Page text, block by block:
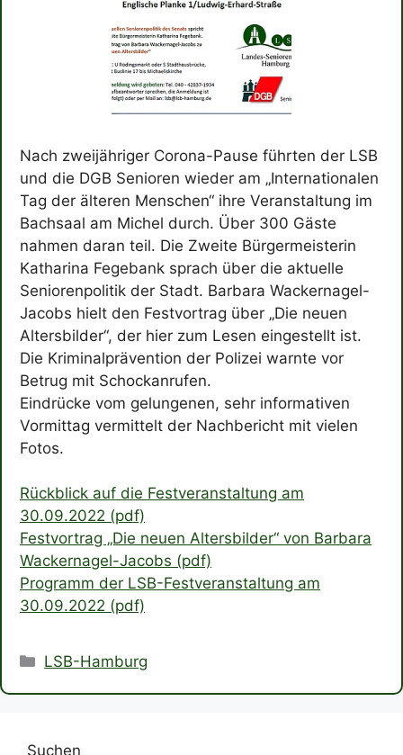
Nach zweijähriger Corona-Pause führten der LSB
und die DGB Senioren wieder am „Internationalen
Tag der älteren Menschen“ ihre Veranstaltung im
Bachsaal am Michel durch. Über 300 Gäste
nahmen daran teil. Die Zweite Bürgermeisterin
Katharina Fegebank sprach über die aktuelle
Seniorenpolitik der Stadt. Barbara Wackernagel-
Jacobs hielt den Festvortrag über „Die neuen
Altersbilder“, der hier zum Lesen eingestellt ist.
Die Kriminalprävention der Polizei warnte vor
Betrug mit Schockanrufen.
Eindrücke vom gelungenen, sehr informativen
Vormittag vermittelt der Nachbericht mit vielen
Fotos.
Rückblick auf die Festveranstaltung am
30.09.2022 (pdf)
Festvortrag „Die neuen Altersbilder“ von Barbara
Wackernagel-Jacobs (pdf)
Programm der LSB-Festveranstaltung am
30.09.2022 (pdf)
Kategorien
LSB-Hamburg
Suchen